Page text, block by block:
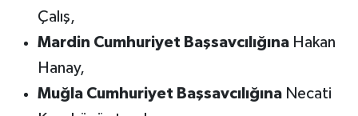
Çalış,
Mardin Cumhuriyet BaşsavcılığınaHakan
Hanay,
Muğla Cumhuriyet BaşsavcılığınaNecati